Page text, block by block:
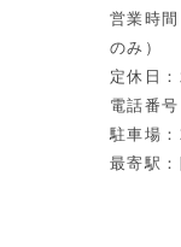
営業時
のみ）
定休日
電話番
駐車場
最寄駅